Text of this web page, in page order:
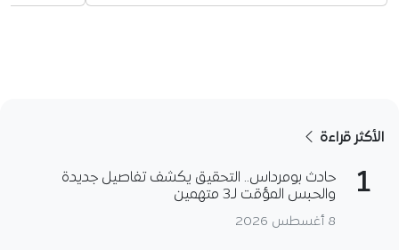
الأكثر قراءة
1
حادث بومرداس.. التحقيق يكشف تفاصيل جديدة
والحبس المؤقت لـ3 متهمين
8 أغسطس 2026